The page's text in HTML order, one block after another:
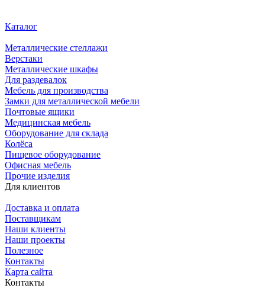
Каталог
Металлические стеллажи
Верстаки
Металлические шкафы
Для раздевалок
Мебель для производства
Замки для металлической мебели
Почтовые ящики
Медицинская мебель
Оборудование для склада
Колёса
Пищевое оборудование
Офисная мебель
Прочие изделия
Для клиентов
Доставка и оплата
Поставщикам
Наши клиенты
Наши проекты
Полезное
Контакты
Карта сайта
Контакты